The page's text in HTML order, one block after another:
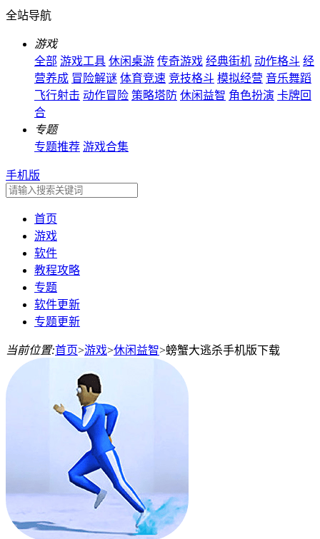
全站导航
游戏
全部 游戏工具 休闲桌游 传奇游戏 经典街机 动作格斗 经
营养成 冒险解谜 体育竞速 竞技格斗 模拟经营 音乐舞蹈
飞行射击 动作冒险 策略塔防 休闲益智 角色扮演 卡牌回
合
专题
专题推荐 游戏合集
手机版
首页
游戏
软件
教程攻略
专题
软件更新
专题更新
当前位置:首页>游戏>休闲益智>螃蟹大逃杀手机版下载